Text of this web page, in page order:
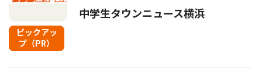
ピックアッ
プ（PR）
中学生タウンニュース横浜